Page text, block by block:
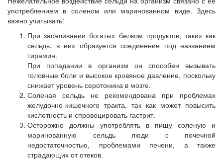
употреблением в соленом или маринованном виде. Здесь
важно учитывать:
При засаливании богатых белком продуктов, таких как
сельдь, в них образуется соединение под названием
тирамин.
При попадании в организм он способен вызывать
головные боли и высокое кровяное давление, поскольку
снижает уровень серотонина в мозге.
Соленая сельдь не рекомендована при проблемах
желудочно-кишечного тракта, так как может повысить
кислотность и спровоцировать гастрит.
Осторожно должны употреблять в пищу соленую и
маринованную сельдь люди с почечной
недостаточностью, проблемами печени, а также
страдающих от отеков.